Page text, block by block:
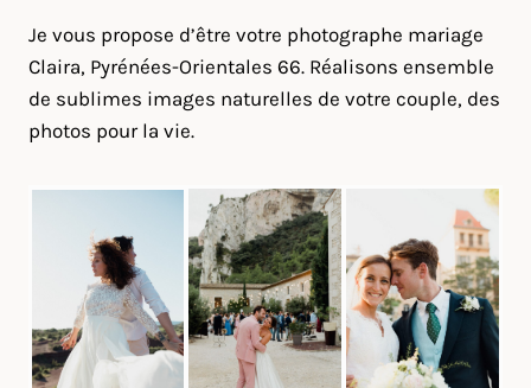
Je vous propose d’être votre photographe mariage
Claira, Pyrénées-Orientales 66. Réalisons ensemble
de sublimes images naturelles de votre couple, des
photos pour la vie.